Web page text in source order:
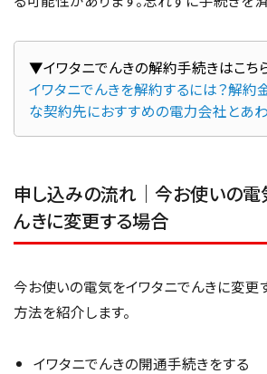
イワタニでんきを解約するには？解約
な契約先におすすめの電力会社とあわ
申し込みの流れ｜今お使いの電
んきに変更する場合
今お使いの電気をイワタニでんきに変更
方法を紹介します。
イワタニでんきの開通手続きをする